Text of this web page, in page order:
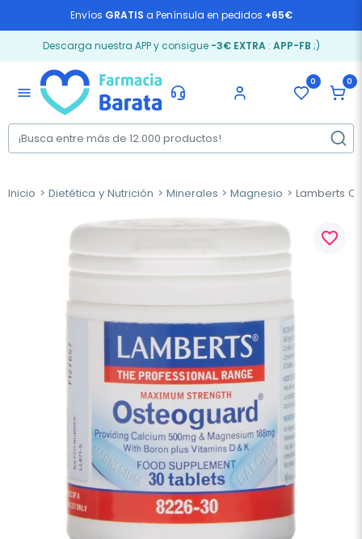
Envíos GRATIS a Península en pedidos +65€
Descarga nuestra APP y consigue -3€ EXTRA: APP-FB ;)
menu
0 0
Inicio Dietética y Nutrición Minerales Magnesio Lamberts
favorite_border